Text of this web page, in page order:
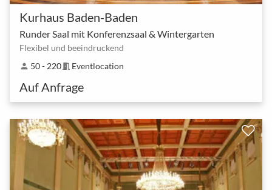
Kurhaus Baden-Baden
Runder Saal mit Konferenzsaal & Wintergarten
Flexibel und beeindruckend
person 50 - 220meeting_room Eventlocation
Auf Anfrage